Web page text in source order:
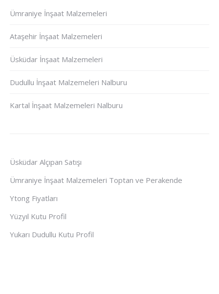
Ümraniye İnşaat Malzemeleri
Ataşehir İnşaat Malzemeleri
Üsküdar İnşaat Malzemeleri
Dudullu İnşaat Malzemeleri Nalburu
Kartal İnşaat Malzemeleri Nalburu
Üsküdar Alçıpan Satışı
Ümraniye İnşaat Malzemeleri Toptan ve Perakende
Ytong Fiyatları
Yüzyıl Kutu Profil
Yukarı Dudullu Kutu Profil